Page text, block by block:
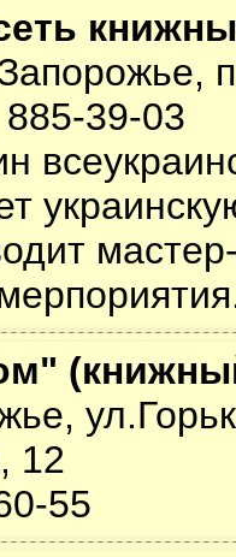
39-03
12
55